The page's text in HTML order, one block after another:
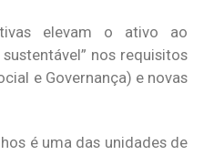
elevam o ativo ao
nos requisitos
e Governança) e novas
é uma das unidades de